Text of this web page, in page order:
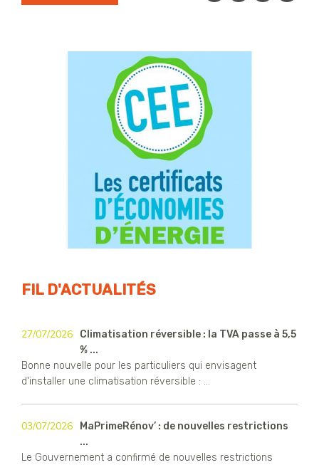
FIL D'ACTUALITÉS
27/07/2026
Climatisation réversible : la TVA passe à 5,5
% ...
Bonne nouvelle pour les particuliers qui envisagent
d'installer une climatisation réversible : ...
03/07/2026
MaPrimeRénov’ : de nouvelles restrictions
...
Le Gouvernement a confirmé de nouvelles restrictions